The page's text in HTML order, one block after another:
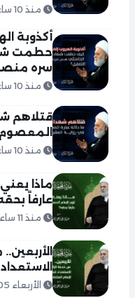
منذ 10 ساعة
أكذوبة
حطمت
سره
منذ 10 ساعة
قتلاهم
منذ 10 ساعة
ماذا
عارفاً
منذ 11 ساعة
الأربعاء 05 آب 2026